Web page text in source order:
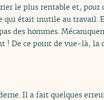
le plus rentable et, pour
qui était inutile au travail.
des hommes.
! De ce point de vue-là, la
Il a fait quelques